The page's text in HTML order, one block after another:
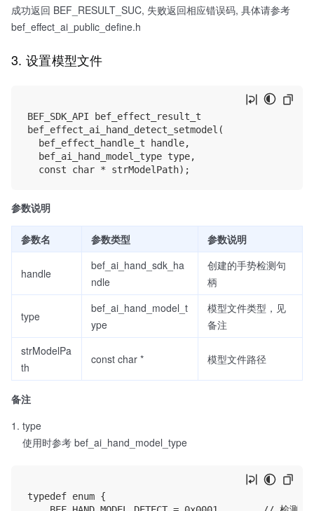
成功返回 BEF_RESULT_SUC, 失败返回相应错误码, 具体请参考
bef_effect_ai_public_define.h
3. 设置模型文件
BEF_SDK_API bef_effect_result_t
bef_effect_ai_hand_detect_setmodel(
参数说明
参数名 参数类型 参数说明
handle
bef_ai_hand_sdk_ha
ndle
创建的手势检测句
柄
type
bef_ai_hand_model_t
ype
模型文件类型，见
备注
strModelPa
th
const char * 模型文件路径
备注
type
使用时参考 bef_ai_hand_model_type
typedef enum {